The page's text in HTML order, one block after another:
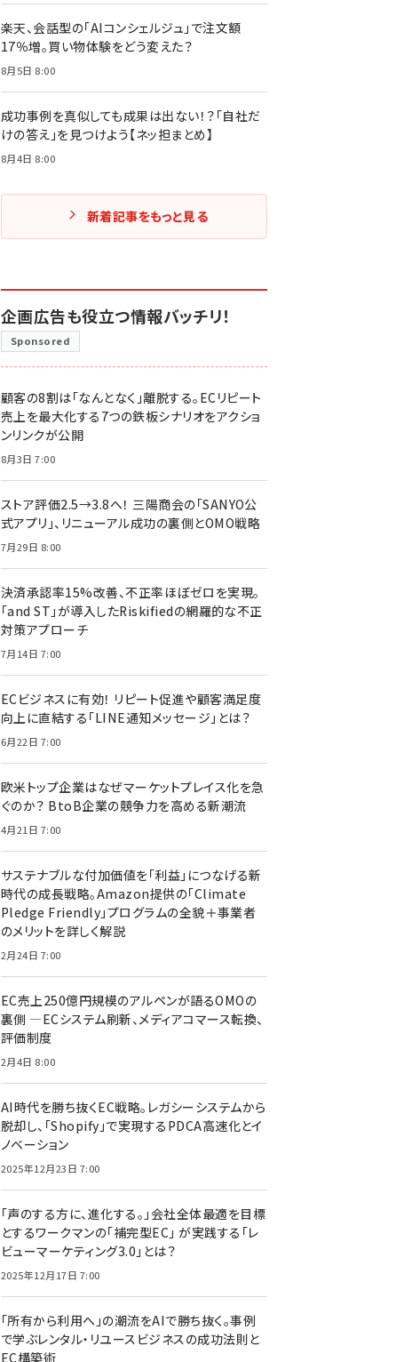
楽天、会話型の「AIコンシェルジュ」で注文額
17％増。買い物体験をどう変えた？
8月5日 8:00
成功事例を真似しても成果は出ない！？「自社だ
けの答え」を見つけよう【ネッ担まとめ】
8月4日 8:00
新着記事をもっと見る
企画広告も役立つ情報バッチリ！
Sponsored
顧客の8割は「なんとなく」離脱する。ECリピート
売上を最大化する7つの鉄板シナリオをアクショ
ンリンクが公開
8月3日 7:00
ストア評価2.5→3.8へ！ 三陽商会の「SANYO公
式アプリ」、リニューアル成功の裏側とOMO戦略
7月29日 8:00
決済承認率15%改善、不正率ほぼゼロを実現。
「and ST」が導入したRiskifiedの網羅的な不正
対策アプローチ
7月14日 7:00
ECビジネスに有効！ リピート促進や顧客満足度
向上に直結する「LINE通知メッセージ」とは？
6月22日 7:00
欧米トップ企業はなぜマーケットプレイス化を急
ぐのか？ BtoB企業の競争力を高める新潮流
4月21日 7:00
サステナブルな付加価値を「利益」につなげる新
時代の成長戦略。Amazon提供の「Climate
Pledge Friendly」プログラムの全貌＋事業者
のメリットを詳しく解説
2月24日 7:00
EC売上250億円規模のアルペンが語るOMOの
裏側 ―ECシステム刷新、メディアコマース転換、
評価制度
2月4日 8:00
AI時代を勝ち抜くEC戦略。レガシーシステムから
脱却し、「Shopify」で実現するPDCA高速化とイ
ノベーション
2025年12月23日 7:00
「声のする方に、進化する。」会社全体最適を目標
とするワークマンの「補完型EC」 が実践する「レ
ビューマーケティング3.0」とは？
2025年12月17日 7:00
「所有から利用へ」の潮流をAIで勝ち抜く。事例
で学ぶレンタル・リユースビジネスの成功法則と
EC構築術